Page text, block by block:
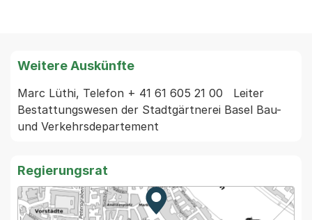
Weitere Auskünfte
Marc Lüthi, Telefon + 41 61 605 21 00   Leiter
Bestattungswesen der Stadtgärtnerei Basel Bau-
und Verkehrsdepartement
Regierungsrat
Zur Karte von MapBS.
Externer Link, wird in einem